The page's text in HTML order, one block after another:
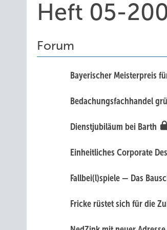
Heft 05-
Forum
Bayerischer Meisterpreis
Bedachungsfachhandel
Dienstjubiläum bei Barth
Einheitliches Corporate
Fallbei(l)spiele — Das
Fricke rüstet sich für die